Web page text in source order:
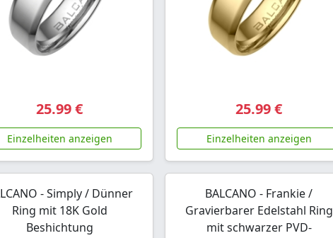
25.99 €
Einzelheiten anzeigen
25.99 €
Einzelheiten anzeigen
- Simply / Dünner
Ring mit 18K Gold
Beshichtung
BALCANO - Frankie /
Gravierbarer Edelstahl Ring
mit schwarzer PVD-